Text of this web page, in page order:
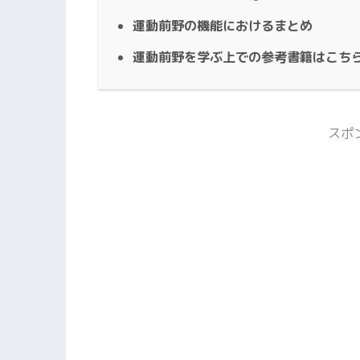
運動前野の機能におけるまとめ
運動前野を学ぶ上での参考書籍はこち
スポ